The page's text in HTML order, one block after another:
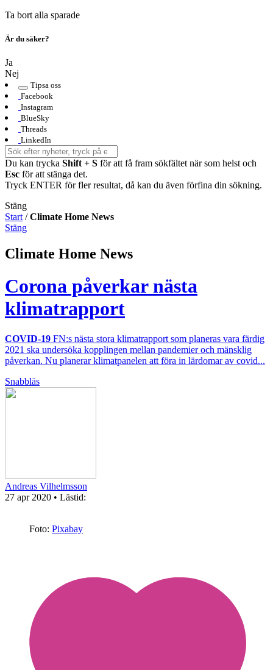
Ta bort alla sparade
Är du säker?
Ja
Nej
Tipsa oss
Facebook
Instagram
BlueSky
Threads
LinkedIn
Du kan trycka Shift + S för att få fram sökfältet när som helst och
Esc för att stänga det.
Tryck ENTER för fler resultat, då kan du även förfina din sökning.
Stäng
Start /Climate Home News
Stäng
Climate Home News
Corona påverkar nästa
klimatrapport
COVID-19 FN:s nästa stora klimatrapport som planeras vara färdig
2021 ska undersöka kopplingen mellan pandemier och mänsklig
påverkan. Nu planerar klimatpanelen att föra in lärdomar av covid...
Snabbläs
Andreas Vilhelmsson
27 apr 2020 • Lästid:
Foto: Pixabay